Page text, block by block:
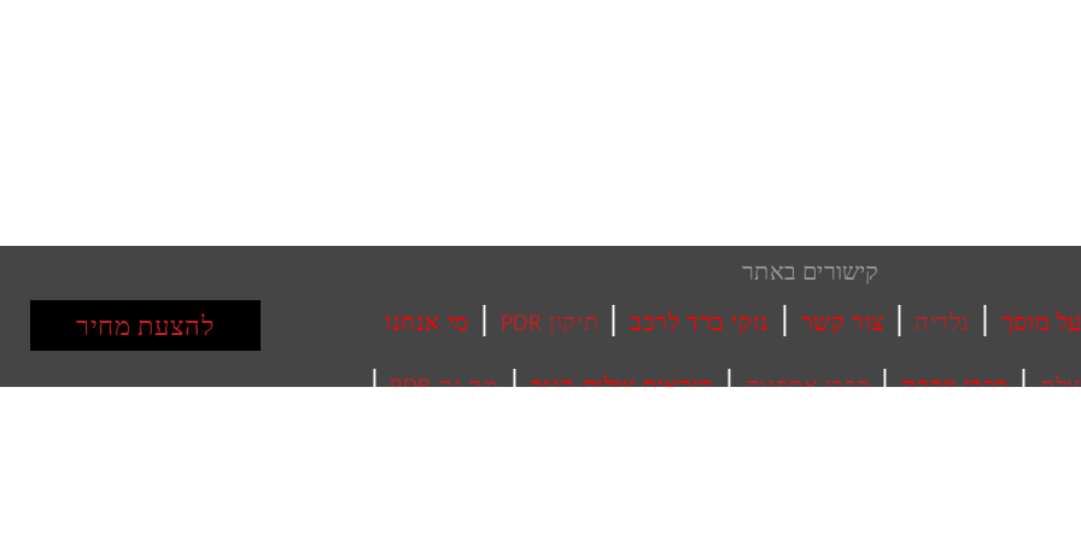
קישורים באתר
מוסך גלריה צור קשר נזקי ברד לרכב תיקון PDR מי אנחנו
|רכבי יוקרה|רכבי אספנות|הוראות צילום הנזק |מה זה PDR |
להצעת מחיר